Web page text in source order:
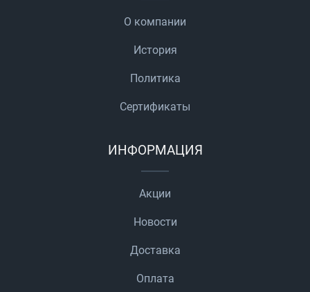
О компании
История
Политика
Сертификаты
ИНФОРМАЦИЯ
Акции
Новости
Доставка
Оплата